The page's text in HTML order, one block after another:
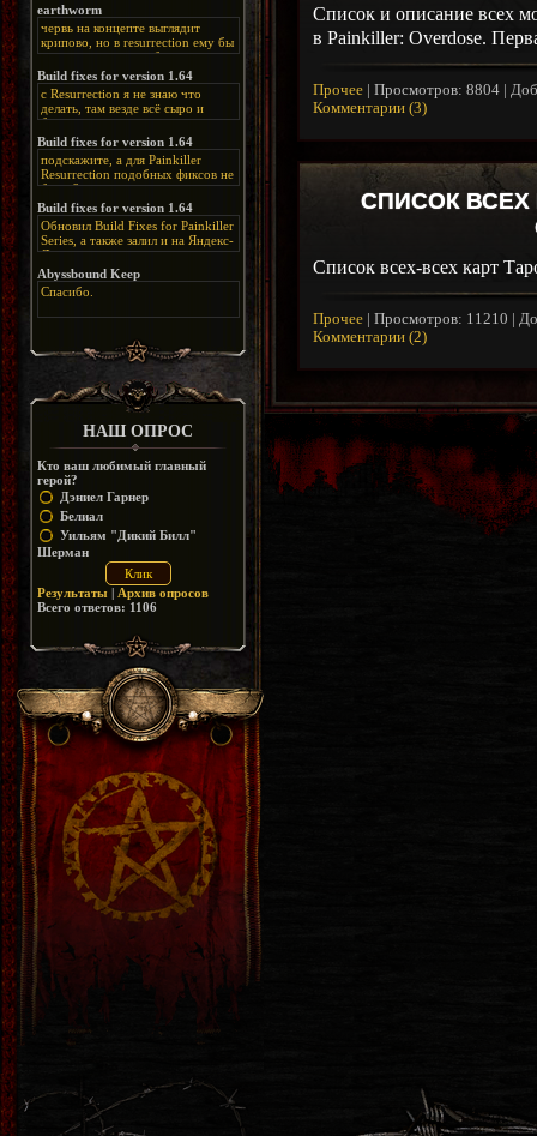
earthworm
червь на концепте выглядит
крипово, но в resurrection ему бы
нашлось место, особенно в
каких-нибудь подземных
катакомбах. жаль, что половину
задумок там вырезали, зато и
рпгшности меньше. build fixes
спасибо что перезалили на
яндекс. а вот в комментах на
сайте у меня пару раз вылезала
левая вставка
https://uzbekmelbet.com/ru/
дико отвлекает от обсуждения
скринов.
Build fixes for version 1.64
с Resurrection я не знаю что
делать, там везде всё сыро и
баговано, от чего и заниматься
этим не хочется, тут либо играть
как есть или искать патчи для
этого дополнения на moddb,
либо же на крайняк играть мод
Resurrection, но настолько что не
особо уже и узнаётся
Build fixes for version 1.64
подскажите, а для Painkiller
Resurrection подобных фиксов не
будет?
Build fixes for version 1.64
Обновил Build Fixes for Painkiller
Series, а также залил и на Яндекс-
Диск
https://disk.yandex.ru/d/_zvZekuO5FTd3Q
Abyssbound Keep
Спасибо.
НАШ ОПРОС
Кто ваш любимый главный
герой?
Дэниел Гарнер
Белиал
Уильям "Дикий Билл"
Шерман
Результаты | Архив опросов
Всего ответов: 1106
Список и описание всех
в Painkiller: Overdose.
Прочее | Просмотров: 8804 |
Комментарии (3)
СПИСОК ВСЕХ
Список всех-всех карт
Прочее | Просмотров: 11210 |
Комментарии (2)